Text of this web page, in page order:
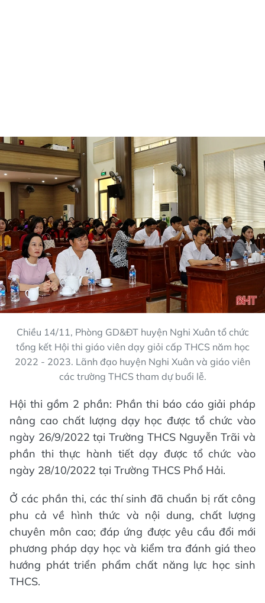
Chiều 14/11, Phòng GD&ĐT huyện Nghi Xuân tổ chức
tổng kết Hội thi giáo viên dạy giỏi cấp THCS năm học
2022 - 2023. Lãnh đạo huyện Nghi Xuân và giáo viên
các trường THCS tham dự buổi lễ.
Hội thi gồm 2 phần: Phần thi báo cáo giải pháp
nâng cao chất lượng dạy học được tổ chức vào
ngày 26/9/2022 tại Trường THCS Nguyễn Trãi và
phần thi thực hành tiết dạy được tổ chức vào
ngày 28/10/2022 tại Trường THCS Phổ Hải.
Ở các phần thi, các thí sinh đã chuẩn bị rất công
phu cả về hình thức và nội dung, chất lượng
chuyên môn cao; đáp ứng được yêu cầu đổi mới
phương pháp dạy học và kiểm tra đánh giá theo
hướng phát triển phẩm chất năng lực học sinh
THCS.